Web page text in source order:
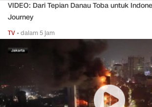
VIDEO: Dari Tepian Danau Toba untuk
Journey
TV •dalam 5 jam